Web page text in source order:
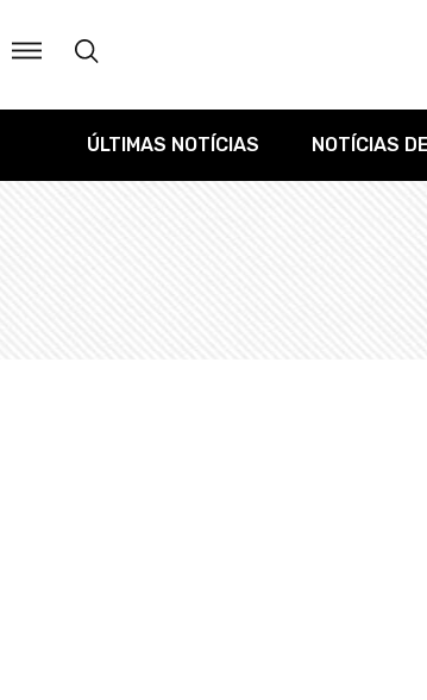
ÚLTIMAS NOTÍCIAS NOTÍCIAS